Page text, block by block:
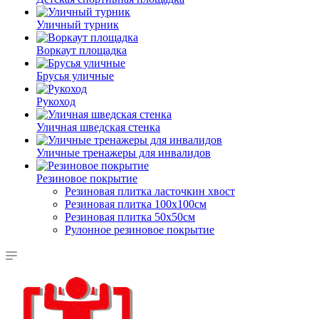
Уличный турник
Воркаут площадка
Брусья уличные
Рукоход
Уличная шведская стенка
Уличные тренажеры для инвалидов
Резиновое покрытие
Резиновая плитка ласточкин хвост
Резиновая плитка 100х100см
Резиновая плитка 50х50см
Рулонное резиновое покрытие